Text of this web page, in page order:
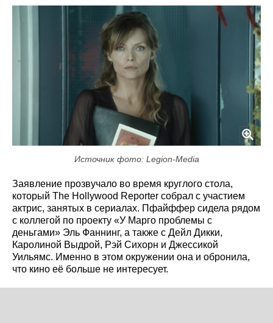
Источник фото: Legion-Media
Заявление прозвучало во время круглого стола,
который The Hollywood Reporter собрал с участием
актрис, занятых в сериалах. Пфайффер сидела рядом
с коллегой по проекту «У Марго проблемы с
деньгами» Эль Фаннинг, а также с Дейл Дикки,
Каролиной Выдрой, Рэй Сихорн и Джессикой
Уильямс. Именно в этом окружении она и обронила,
что кино её больше не интересует.